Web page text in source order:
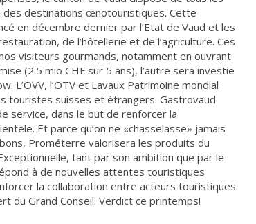
destinations œnotouristiques. Cette
en décembre dernier par l’Etat de Vaud et les
de l’hôtellerie et de l’agriculture. Ces
visiteurs gourmands, notamment en ouvrant
(2.5 mio CHF sur 5 ans), l’autre sera investie
L’OVV, l’OTV et Lavaux Patrimoine mondial
touristes suisses et étrangers. Gastrovaud
service, dans le but de renforcer la
Et parce qu’on ne «chasselasse» jamais
Prométerre valorisera les produits du
tant par son ambition que par le
à de nouvelles attentes touristiques
la collaboration entre acteurs touristiques.
du Grand Conseil. Verdict ce printemps!